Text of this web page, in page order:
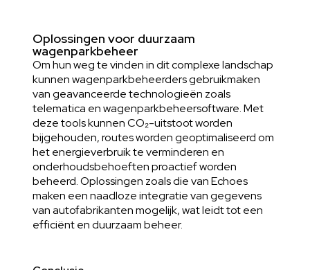
Oplossingen voor duurzaam
wagenparkbeheer
Om hun weg te vinden in dit complexe landschap
kunnen wagenparkbeheerders gebruikmaken
van geavanceerde technologieën zoals
telematica en wagenparkbeheersoftware. Met
deze tools kunnen CO₂-uitstoot worden
bijgehouden, routes worden geoptimaliseerd om
het energieverbruik te verminderen en
onderhoudsbehoeften proactief worden
beheerd. Oplossingen zoals die van Echoes
maken een naadloze integratie van gegevens
van autofabrikanten mogelijk, wat leidt tot een
efficiënt en duurzaam beheer.